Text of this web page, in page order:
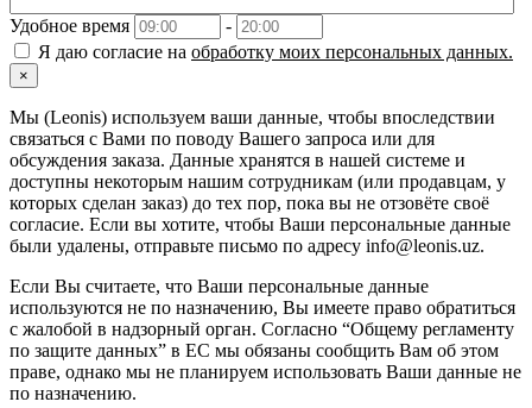
Удобное время
-
Я даю согласие на обработку моих персональных данных.
×
Мы (Leonis) используем ваши данные, чтобы впоследствии
связаться с Вами по поводу Вашего запроса или для
обсуждения заказа. Данные хранятся в нашей системе и
доступны некоторым нашим сотрудникам (или продавцам, у
которых сделан заказ) до тех пор, пока вы не отзовёте своё
согласие. Если вы хотите, чтобы Ваши персональные данные
были удалены, отправьте письмо по адресу info@leonis.uz.
Если Вы считаете, что Ваши персональные данные
используются не по назначению, Вы имеете право обратиться
с жалобой в надзорный орган. Согласно “Общему регламенту
по защите данных” в ЕС мы обязаны сообщить Вам об этом
праве, однако мы не планируем использовать Ваши данные не
по назначению.